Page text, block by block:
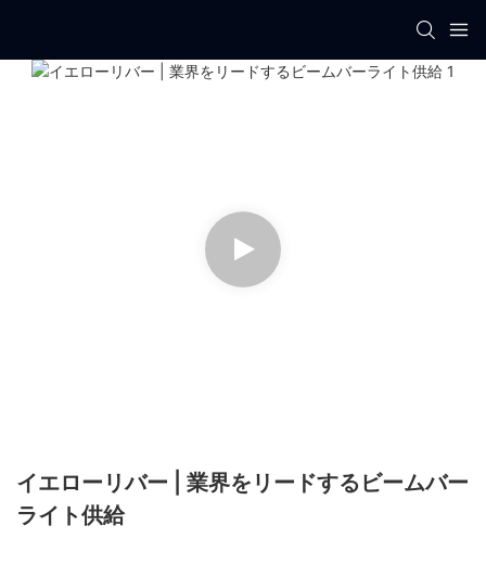
イエローリバー | 業界をリードするビームバー
ライト供給